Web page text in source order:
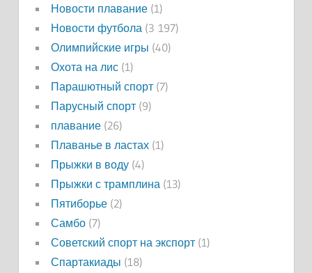
Новости плавание(1)
Новости футбола (3 197)
Олимпийские игры (40)
Охота на лис(1)
Парашютный спорт(7)
Парусный спорт(9)
плавание(26)
Плаванье в ластах(1)
Прыжки в воду(4)
Прыжки с трамплина (13)
Пятиборье(2)
Самбо(7)
Советский спорт на экспорт(1)
Спартакиады (18)